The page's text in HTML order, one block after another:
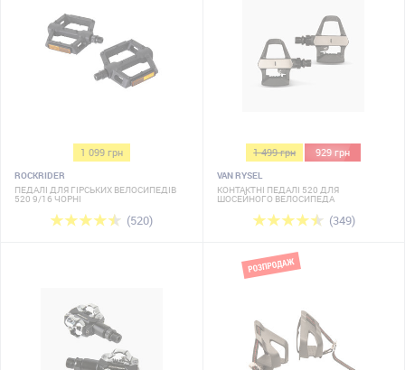
1 099 грн
ROCKRIDER
ПЕДАЛІ ДЛЯ ГІРСЬКИХ ВЕЛОСИПЕДІВ
520 9/16 ЧОРНІ
(520)
1 499 грн 929 грн
VAN RYSEL
КОНТАКТНІ ПЕДАЛІ 520 ДЛЯ
ШОСЕЙНОГО ВЕЛОСИПЕДА
(349)